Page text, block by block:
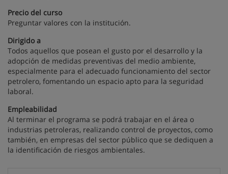
Precio del curso
Preguntar valores con la institución.
Dirigido a
Todos aquellos que posean el gusto por el desarrollo y la
adopción de medidas preventivas del medio ambiente,
especialmente para el adecuado funcionamiento del sector
petrolero, fomentando un espacio apto para la seguridad
laboral.
Empleabilidad
Al terminar el programa se podrá trabajar en el área o
industrias petroleras, realizando control de proyectos, como
también, en empresas del sector público que se dediquen a
la identificación de riesgos ambientales.